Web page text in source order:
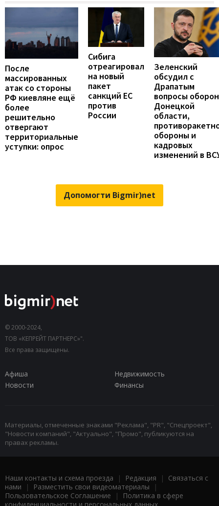
После
массированных
атак со стороны
РФ киевляне ещё
более
решительно
отвергают
территориальные
уступки: опрос
Сибига
отреагировал
на новый
пакет
санкций ЕС
против
России
Зеленский
обсудил с
Драпатым
вопросы
Донецкой
области,
обороны и
кадровых
изменений в
Допомогти Bigmir)net
© 2000-2024,
ТОВ «КЕПРЕЙТ ПАРТНЕРС»".
Все права защищены.
Афиша
Недвижимость
Новости
Финансы
Материалы, отмеченные знаками "Реклама", "PR", "Спецпроект",
"Новости компаний", "Актуально", "Промо", публикуются на
правах рекламы.
Наши контакты и схема проезда | Редакция | Связаться с
нами | Разместить свои видеоматериалы |
Пользовательское Соглашение |
Политика в сфере